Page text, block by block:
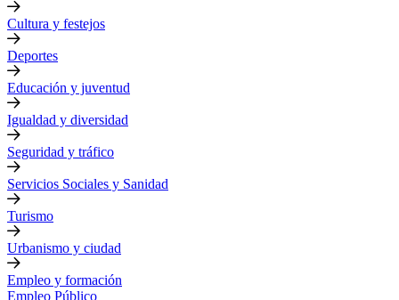
Cultura y festejos
Deportes
Educación y juventud
Igualdad y diversidad
Seguridad y tráfico
Servicios Sociales y Sanidad
Turismo
Urbanismo y ciudad
Empleo y formación
Empleo Público